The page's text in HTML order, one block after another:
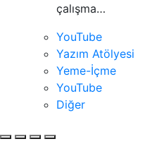
çalışma…
YouTube
Yazım Atölyesi
Yeme-İçme
YouTube
Diğer